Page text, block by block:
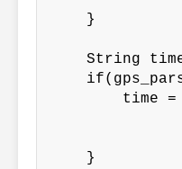
    }
String
time
    }